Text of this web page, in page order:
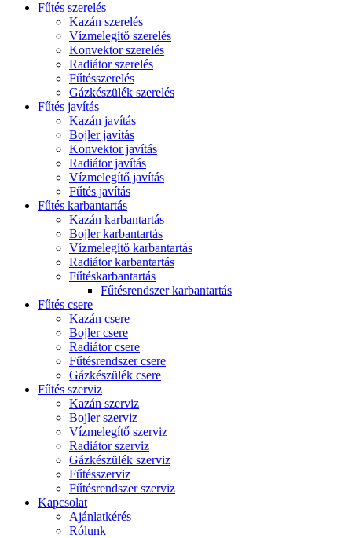
Fűtés szerelés
Kazán szerelés
Vízmelegítő szerelés
Konvektor szerelés
Radiátor szerelés
Fűtésszerelés
Gázkészülék szerelés
Fűtés javítás
Kazán javítás
Bojler javítás
Konvektor javítás
Radiátor javítás
Vízmelegítő javítás
Fűtés javítás
Fűtés karbantartás
Kazán karbantartás
Bojler karbantartás
Vízmelegítő karbantartás
Radiátor karbantartás
Fűtéskarbantartás
Fűtésrendszer karbantartás
Fűtés csere
Kazán csere
Bojler csere
Radiátor csere
Fűtésrendszer csere
Gázkészülék csere
Fűtés szerviz
Kazán szerviz
Bojler szerviz
Vízmelegítő szerviz
Radiátor szerviz
Gázkészülék szerviz
Fűtésszerviz
Fűtésrendszer szerviz
Kapcsolat
Ajánlatkérés
Rólunk